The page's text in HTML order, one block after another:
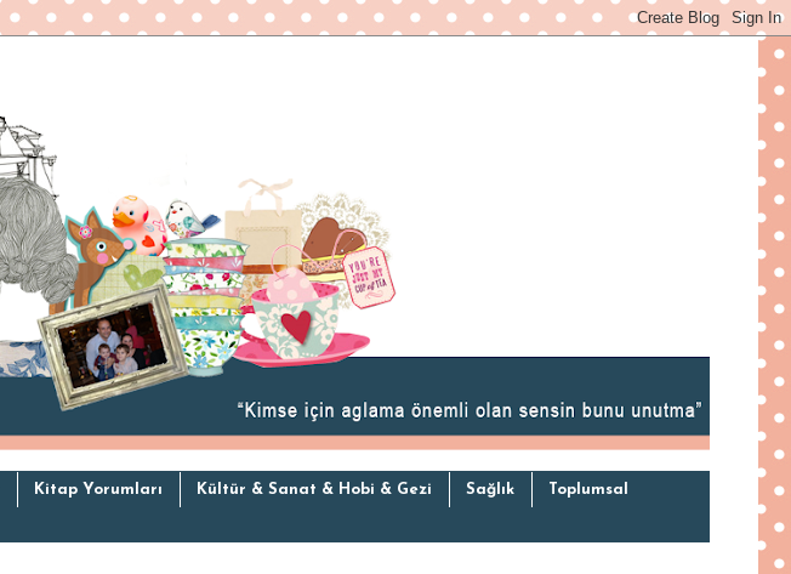
Kitap Yorumları Kültür & Sanat & Hobi & Gezi Sağlık Toplumsal